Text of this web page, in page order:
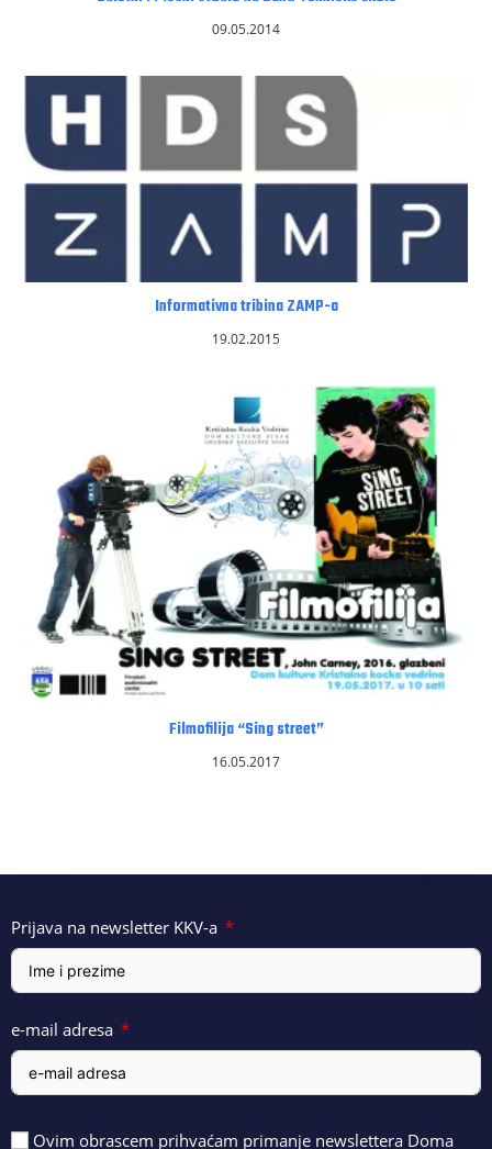
09.05.2014
Informativna tribina ZAMP-a
19.02.2015
Filmofilija “Sing street”
16.05.2017
Prijava na newsletter KKV-a
e-mail adresa
Ovim obrascem prihvaćam primanje newslettera Doma